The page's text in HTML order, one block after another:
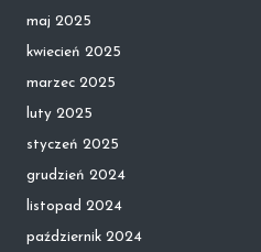
maj 2025
kwiecień 2025
marzec 2025
luty 2025
styczeń 2025
grudzień 2024
listopad 2024
październik 2024